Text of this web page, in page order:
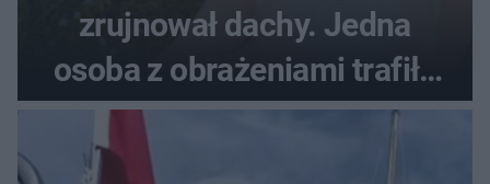
zrujnował dachy. Jedna
osoba z obrażeniami trafiła
do szpitala